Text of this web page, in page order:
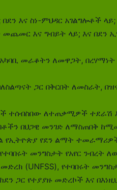
እና ስነ-ምህዳር አገልግሎቶች
እና ግብይት ላይ; እና
መራቆትን ለመዋጋት, በረሃማነት
ጋር በቅርበት ለመስራት,
ተሰብስበው ለተጠቃሚዎች ተደራሽ
በህጋዊ መንገድ ለማስጠበቅ
የኢትዮጵያ የደን ልማት
መንግስታት የአየር ንብረት
(UNFSS), የተባበሩት
ከደን ጋር የተያያዙ መድረኮች እና